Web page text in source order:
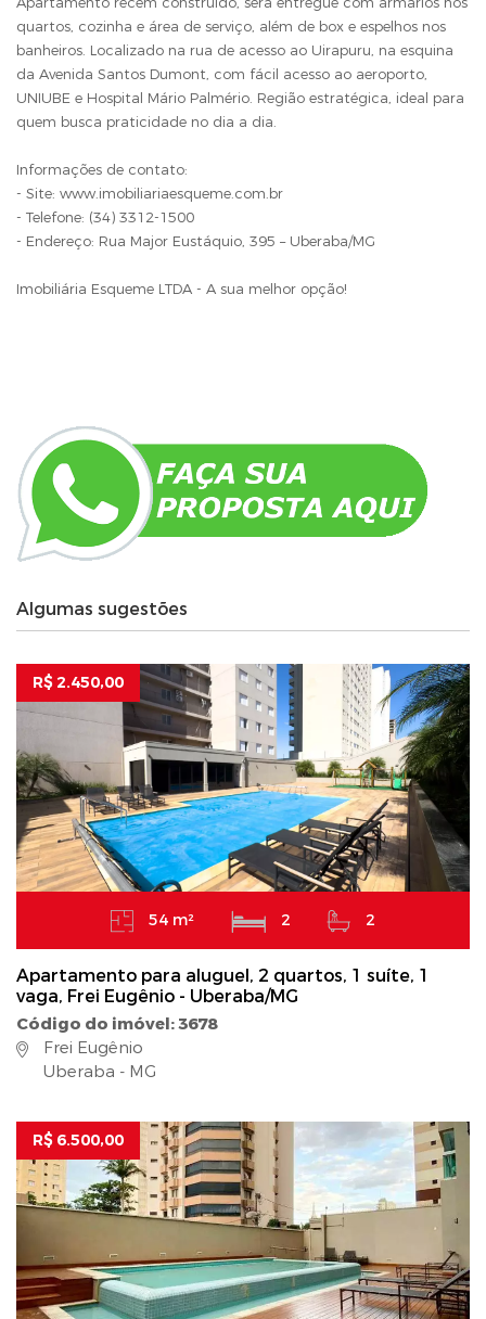
quartos, cozinha e área de serviço, além de box e espelhos nos
banheiros. Localizado na rua de acesso ao Uirapuru, na esquina
da Avenida Santos Dumont, com fácil acesso ao aeroporto,
UNIUBE e Hospital Mário Palmério. Região estratégica, ideal para
quem busca praticidade no dia a dia.
Informações de contato:
- Site: www.imobiliariaesqueme.com.br
- Telefone: (34) 3312-1500
- Endereço: Rua Major Eustáquio, 395 – Uberaba/MG
Imobiliária Esqueme LTDA - A sua melhor opção!
Algumas sugestões
R$ 2.450,00
54 m² 2 2
Apartamento para aluguel, 2 quartos, 1 suíte, 1
vaga, Frei Eugênio - Uberaba/MG
Código do imóvel: 3678
Frei Eugênio
Uberaba - MG
R$ 6.500,00